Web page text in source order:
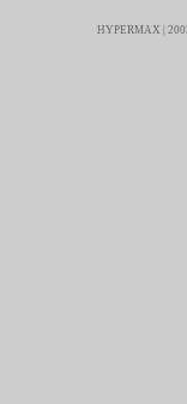
HYPERMAX |